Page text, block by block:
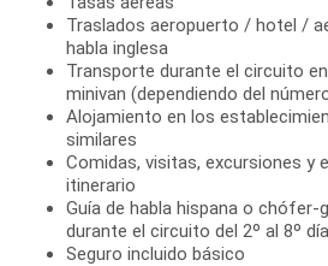
Traslados aeropuerto / hotel /
habla inglesa
Transporte durante el circuito
minivan (dependiendo del
Alojamiento en los
similares
Comidas, visitas, excursiones y
itinerario
Guía de habla hispana o chófer-
durante el circuito del 2º al 8º día
Seguro incluido básico